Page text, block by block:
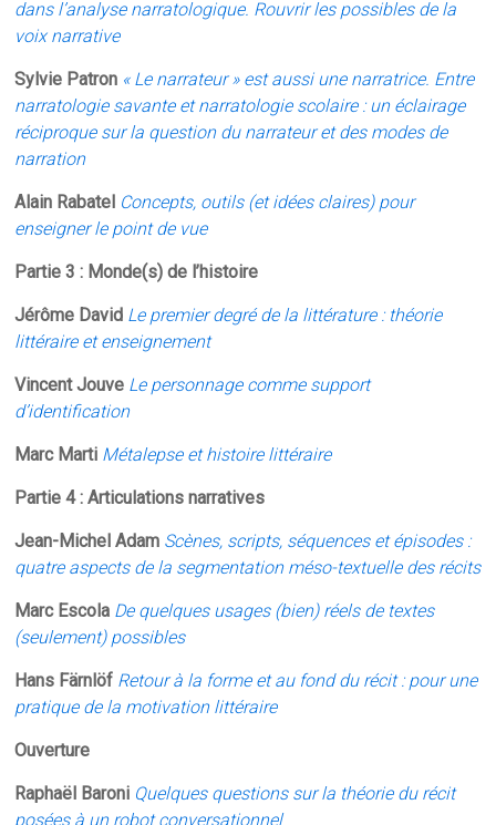
dans l’analyse narratologique. Rouvrir les possibles de la
voix narrative
Sylvie Patron « Le narrateur » est aussi une narratrice. Entre
narratologie savante et narratologie scolaire : un éclairage
réciproque sur la question du narrateur et des modes de
narration
Alain Rabatel Concepts, outils (et idées claires) pour
enseigner le point de vue
Partie 3 : Monde(s) de l’histoire
Jérôme David Le premier degré de la littérature : théorie
littéraire et enseignement
Vincent Jouve Le personnage comme support
d’identification
Marc Marti Métalepse et histoire littéraire
Partie 4 : Articulations narratives
Jean-Michel Adam Scènes, scripts, séquences et épisodes :
quatre aspects de la segmentation méso-textuelle des récits
Marc Escola De quelques usages (bien) réels de textes
(seulement) possibles
Hans Färnlöf Retour à la forme et au fond du récit : pour une
pratique de la motivation littéraire
Ouverture
Raphaël Baroni Quelques questions sur la théorie du récit
posées à un robot conversationnel